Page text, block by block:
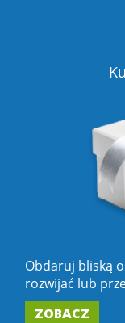
Obdaruj bliską
rozwijać lub
ZOBACZ